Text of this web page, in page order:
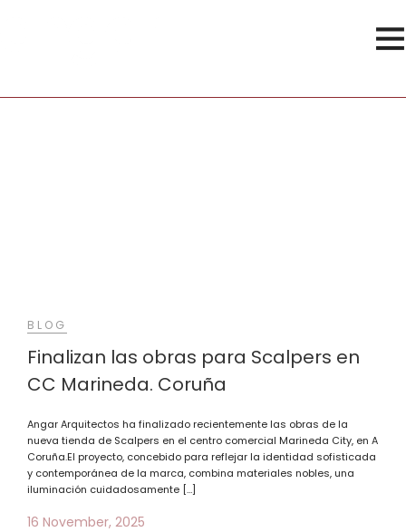
BLOG
Finalizan las obras para Scalpers en
CC Marineda. Coruña
Angar Arquitectos ha finalizado recientemente las obras de la
nueva tienda de Scalpers en el centro comercial Marineda City, en A
Coruña.El proyecto, concebido para reflejar la identidad sofisticada
y contemporánea de la marca, combina materiales nobles, una
iluminación cuidadosamente […]
16 November, 2025